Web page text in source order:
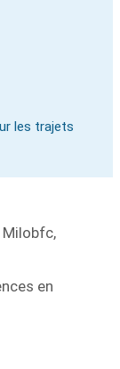
les trajets
Milobfc,
en